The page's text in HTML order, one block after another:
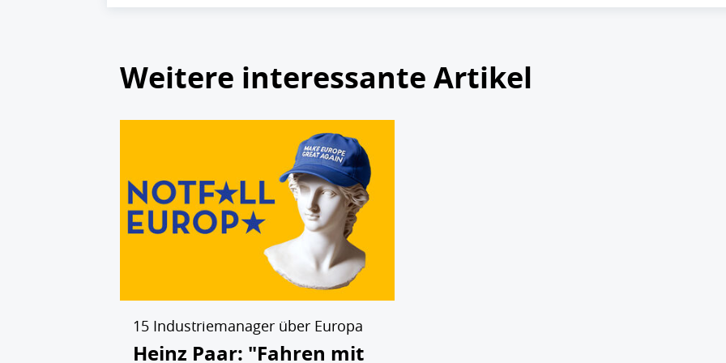
Weitere interessante Artikel
15 Industriemanager über Europa
Heinz Paar: "Fahren mit